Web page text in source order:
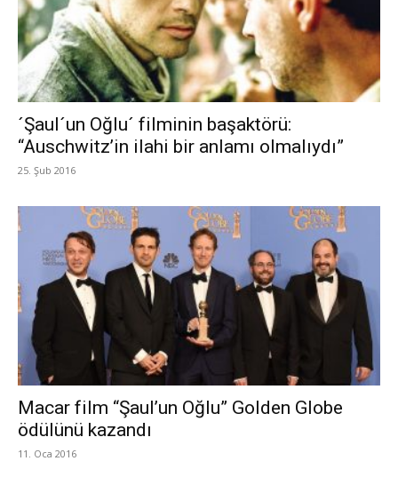
´Şaul´un Oğlu´ filminin başaktörü:
“Auschwitz’in ilahi bir anlamı olmalıydı”
25. Şub 2016
Macar film “Şaul’un Oğlu” Golden Globe
ödülünü kazandı
11. Oca 2016